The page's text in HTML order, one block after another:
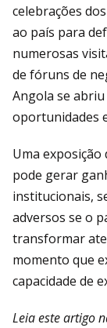
celebrações
ao país para
numerosas
de fóruns de
Angola se
oportunidades
Uma
pode gerar
institucionais,
adversos se o
transformar
momento que
capacidade de
Leia este artigo